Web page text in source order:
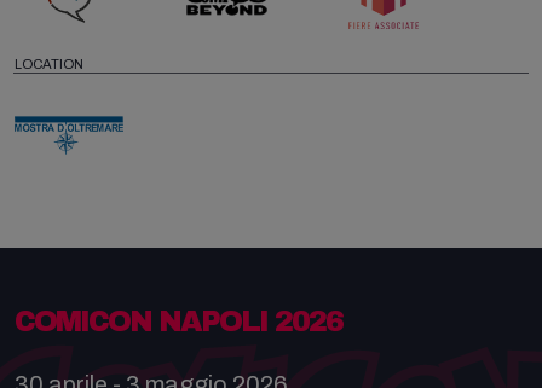
LOCATION
COMICON NAPOLI 2026